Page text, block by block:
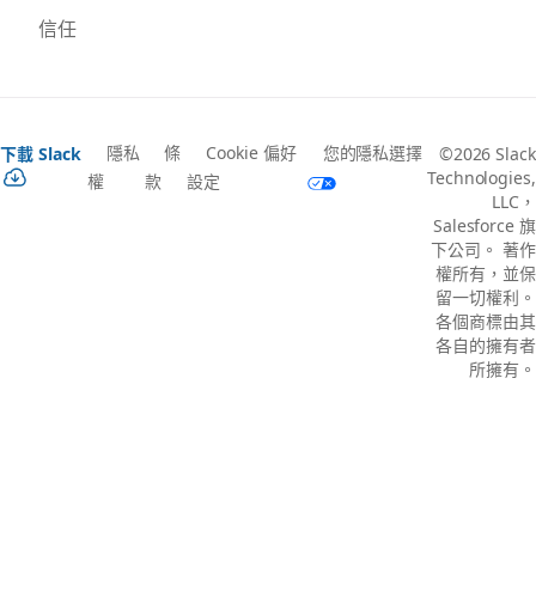
信任
下載 Slack
隱私
權
條
款
Cookie 偏好
設定
您的隱私選擇
©2026 Slack
Technologies,
LLC，
Salesforce 旗
下公司。 著作
權所有，並保
留一切權利。
各個商標由其
各自的擁有者
所擁有。